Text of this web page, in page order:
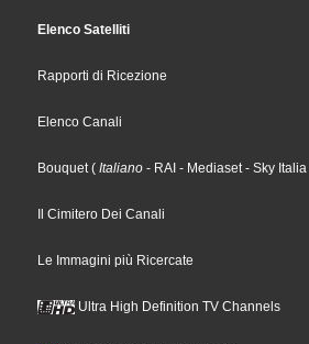
Elenco Satelliti
Rapporti di Ricezione
Elenco Canali
Bouquet( Italiano - RAI - Mediaset- Sky Italia
Il Cimitero Dei Canali
Le Immagini più Ricercate
Ultra High Definition TV Channels